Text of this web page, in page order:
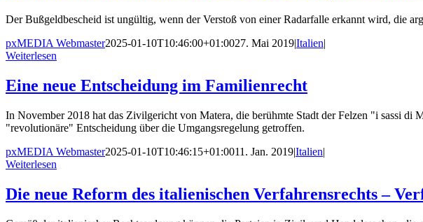
Der Bußgeldbescheid ist ungültig, wenn der Verstoß von einer Radarfalle erkannt wird, die
pxMEDIA Webmaster2025-01-10T10:46:00+01:0027. Mai 2019|Italien|
Weiterlesen
Eine neue Entscheidung im Familienrecht
In November 2018 hat das Zivilgericht von Matera, die berühmte Stadt der Felzen "i sassi
"revolutionäre" Entscheidung über die Umgangsregelung getroffen.
pxMEDIA Webmaster2025-01-10T10:46:15+01:0011. Jan. 2019|Italien|
Weiterlesen
Die neue Reform des italienischen Verfahrensrechts –